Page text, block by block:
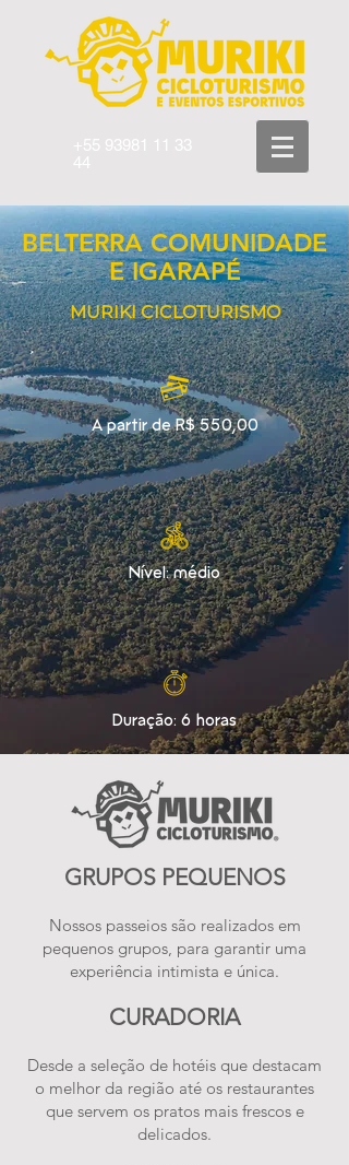
+55 93981 11 33
44
BELTERRA COMUNIDADE
E IGARAPÉ
MURIKI CICLOTURISMO
A partir de R$ 550,00
Nível: médio
Duração: 6 horas
GRUPOS PEQUENOS
Nossos passeios são realizados em
pequenos grupos, para garantir uma
experiência intimista e única.
CURADORIA
Desde a seleção de hotéis que destacam
o melhor da região até os restaurantes
que servem os pratos mais frescos e
delicados.